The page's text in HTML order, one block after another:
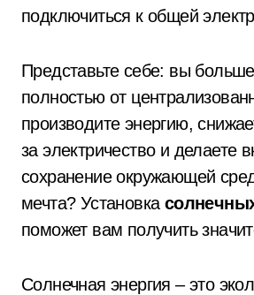
подключиться к общей
Представьте себе: вы
полностью от
производите энергию,
за электричество и делаете
сохранение окружающей
мечта? Установка
поможет вам получить
Солнечная энергия – это